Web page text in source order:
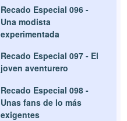
Recado Especial 096 -
Una modista
experimentada
Recado Especial 097 - El
joven aventurero
Recado Especial 098 -
Unas fans de lo más
exigentes